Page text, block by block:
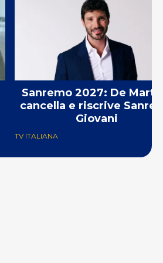
Sanremo 2027: De
cancella e riscrive
Giovani
TV ITALIANA